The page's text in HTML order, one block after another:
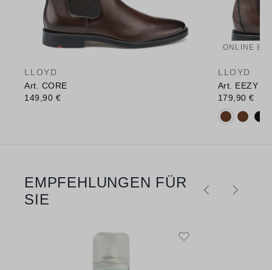
LLOYD
Art. CORE
149,90 €
ONLINE
LLOYD
Art. EEZY
179,90 €
Verfügbare
Produktgalerie überspringen
EMPFEHLUNGEN FÜR
SIE